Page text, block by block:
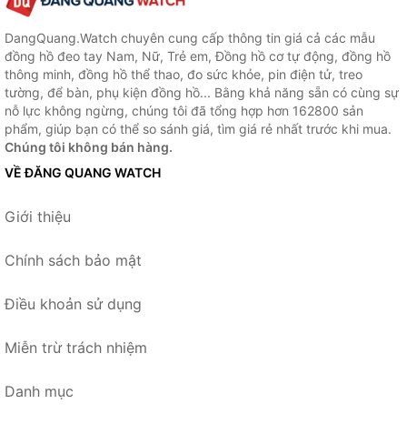
DangQuang.Watch chuyên cung cấp thông tin giá cả các mẫu
đồng hồ đeo tay Nam, Nữ, Trẻ em, Đồng hồ cơ tự động, đồng hồ
thông minh, đồng hồ thể thao, đo sức khỏe, pin điện tử, treo
tường, để bàn, phụ kiện đồng hồ... Bằng khả năng sẵn có cùng sự
nỗ lực không ngừng, chúng tôi đã tổng hợp hơn 162800 sản
phẩm, giúp bạn có thể so sánh giá, tìm giá rẻ nhất trước khi mua.
Chúng tôi không bán hàng.
VỀ ĐĂNG QUANG WATCH
Giới thiệu
Chính sách bảo mật
Điều khoản sử dụng
Miễn trừ trách nhiệm
Danh mục